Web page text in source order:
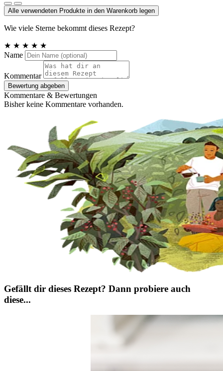
Alle verwendeten Produkte in den Warenkorb legen
Wie viele Sterne bekommt dieses Rezept?
★ ★ ★ ★ ★
Name
Kommentar
Bewertung abgeben
Kommentare & Bewertungen
Bisher keine Kommentare vorhanden.
Gefällt dir dieses Rezept? Dann probiere auch
diese...